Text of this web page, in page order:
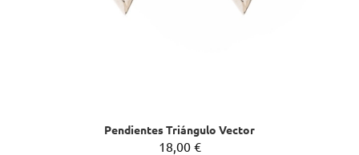
Pendientes Triángulo Vector
18,00 €